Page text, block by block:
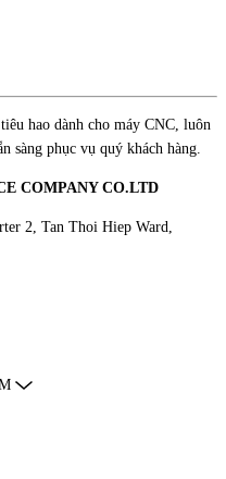
hao dành cho máy CNC, luôn
sàng phục vụ quý khách hàng.
COMPANY CO.LTD
2, Tan Thoi Hiep Ward,